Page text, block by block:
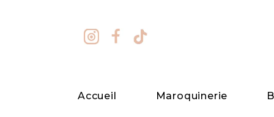
Accueil Maroquinerie